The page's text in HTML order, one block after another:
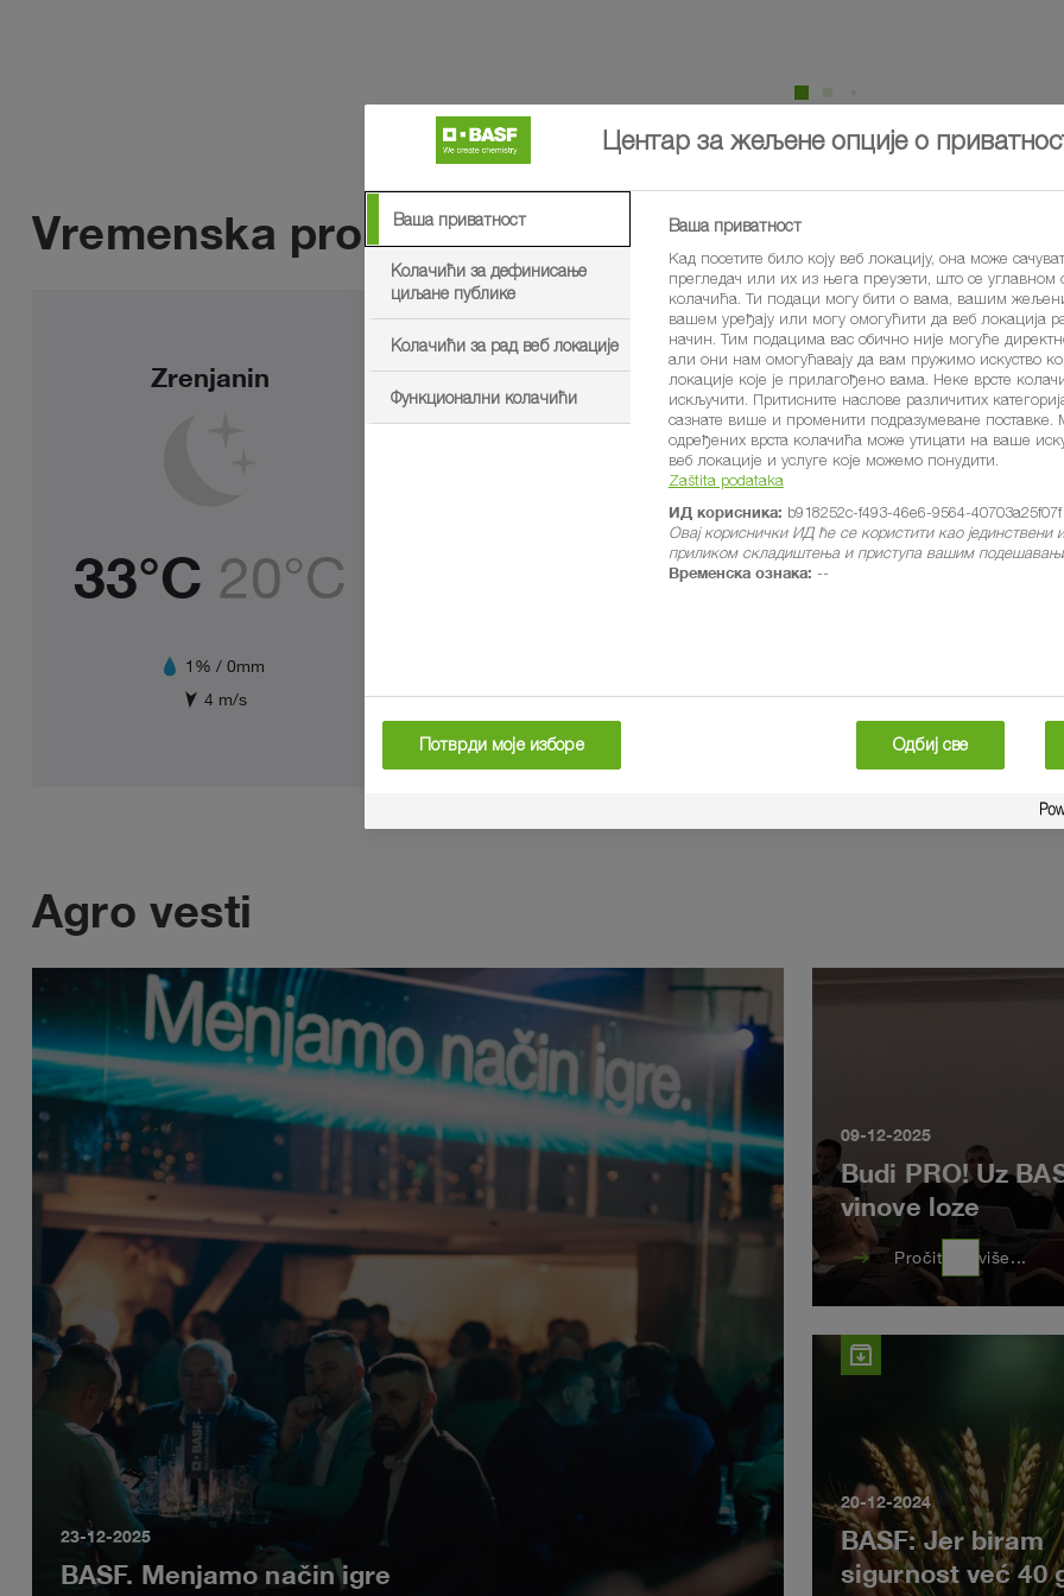
Vremenska prognoza
Zrenjanin
33°C 20°C
1% / 0mm
4 m/s
Leskovac
16°C
4 m/s
Novi Sad
33°C
4 m/s
Agro vesti
23-12-2025
BASF. Menjamo način igre
09-12-2025
Budi PRO! Uz
vinove loze
east Pročitajte više...
archive
20-12-2024
BASF: Jer biram
sigurnost već 40
Центар за жељене опције о
Ваша приватност
Колачићи за дефинисање
циљане публике
Колачићи за рад веб локације
Функционални колачићи
Ваша приватност
Кад посетите било коју веб локацију, она може
прегледач или их из њега преузети, што се углавном
колачића. Ти подаци могу бити о вама, вашим
вашем уређају или могу омогућити да веб локација
начин. Тим подацима вас обично није могуће
али они нам омогућавају да вам пружимо искуство
локације које је прилагођено вама. Неке врсте
искључити. Притисните наслове различитих
сазнате више и променити подразумеване поставке.
одређених врста колачића може утицати на ваше
веб локације и услуге које можемо понудити.
Zaštita podataka
ИД корисника: b918252c-f493-46e6-9564-40703a25f07f
Овај кориснички ИД ће се користити као јединствени
приликом складиштења и приступа вашим
Временска ознака: --
Потврди моје изборе Одбиј све